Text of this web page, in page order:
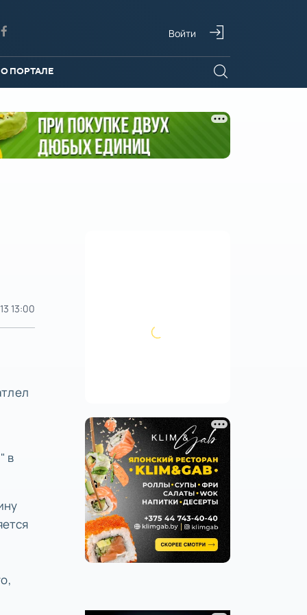
Войти
О ПОРТАЛЕ
13:00
в